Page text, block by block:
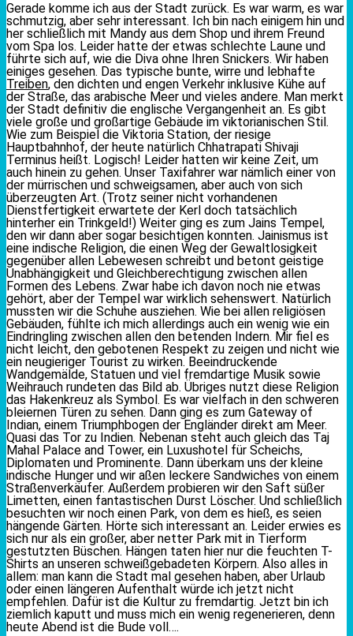
Gerade komme ich aus der Stadt zurück. Es war warm, es war
schmutzig, aber sehr interessant. Ich bin nach einigem hin und
her schließlich mit Mandy aus dem Shop und ihrem Freund
vom Spa los. Leider hatte der etwas schlechte Laune und
führte sich auf, wie die Diva ohne Ihren Snickers. Wir haben
einiges gesehen. Das typische bunte, wirre und lebhafte
Treiben, den dichten und engen Verkehr inklusive Kühe auf
der Straße, das arabische Meer und vieles andere. Man merkt
der Stadt definitiv die englische Vergangenheit an. Es gibt
viele große und großartige Gebäude im viktorianischen Stil.
Wie zum Beispiel die Viktoria Station, der riesige
Hauptbahnhof, der heute natürlich Chhatrapati Shivaji
Terminus heißt. Logisch! Leider hatten wir keine Zeit, um
auch hinein zu gehen. Unser Taxifahrer war nämlich einer von
der mürrischen und schweigsamen, aber auch von sich
überzeugten Art. (Trotz seiner nicht vorhandenen
Dienstfertigkeit erwartete der Kerl doch tatsächlich
hinterher ein Trinkgeld!) Weiter ging es zum Jains Tempel,
den wir dann aber sogar besichtigen konnten. Jainismus ist
eine indische Religion, die einen Weg der Gewaltlosigkeit
gegenüber allen Lebewesen schreibt und betont geistige
Unabhängigkeit und Gleichberechtigung zwischen allen
Formen des Lebens. Zwar habe ich davon noch nie etwas
gehört, aber der Tempel war wirklich sehenswert. Natürlich
mussten wir die Schuhe ausziehen. Wie bei allen religiösen
Gebäuden, fühlte ich mich allerdings auch ein wenig wie ein
Eindringling zwischen allen den betenden Indern. Mir fiel es
nicht leicht, den gebotenen Respekt zu zeigen und nicht wie
ein neugieriger Tourist zu wirken. Beeindruckende
Wandgemälde, Statuen und viel fremdartige Musik sowie
Weihrauch rundeten das Bild ab. Übriges nutzt diese Religion
das Hakenkreuz als Symbol. Es war vielfach in den schweren
bleiernen Türen zu sehen. Dann ging es zum Gateway of
Indian, einem Triumphbogen der Engländer direkt am Meer.
Quasi das Tor zu Indien. Nebenan steht auch gleich das Taj
Mahal Palace and Tower, ein Luxushotel für Scheichs,
Diplomaten und Prominente. Dann überkam uns der kleine
indische Hunger und wir aßen leckere Sandwiches von einem
Straßenverkäufer. Außerdem probieren wir den Saft süßer
Limetten, einen fantastischen Durst Löscher. Und schließlich
besuchten wir noch einen Park, von dem es hieß, es seien
hängende Gärten. Hörte sich interessant an. Leider erwies es
sich nur als ein großer, aber netter Park mit in Tierform
gestutzten Büschen. Hängen taten hier nur die feuchten T-
Shirts an unseren schweißgebadeten Körpern. Also alles in
allem: man kann die Stadt mal gesehen haben, aber Urlaub
oder einen längeren Aufenthalt würde ich jetzt nicht
empfehlen. Dafür ist die Kultur zu fremdartig. Jetzt bin ich
ziemlich kaputt und muss mich ein wenig regenerieren, denn
heute Abend ist die Bude voll….